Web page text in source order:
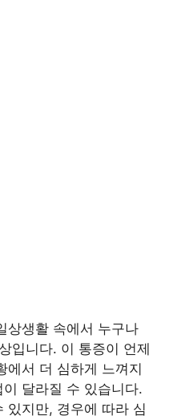
상생활 속에서 누구나
입니다. 이 통증이 언제
에서 더 심하게 느껴지
달라질 수 있습니다.
있지만, 경우에 따라 심